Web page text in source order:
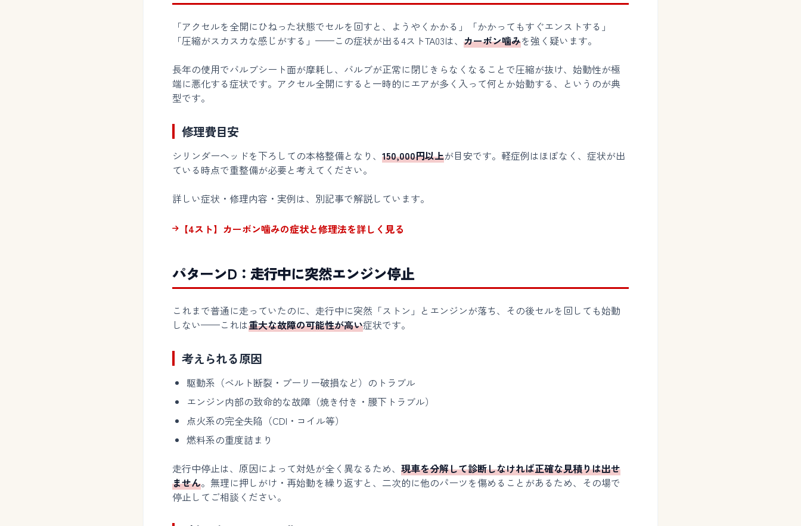
「アクセルを全開にひねった状態でセルを回すと、ようやくかかる」「かかってもすぐエンストする」
「圧縮がスカスカな感じがする」——この症状が出る4ストTA03は、 カーボン噛みを強く疑います。
長年の使用でバルブシート面が摩耗し、バルブが正常に閉じきらなくなることで圧縮が抜け、始動性が極
端に悪化する症状です。アクセル全開にすると一時的にエアが多く入って何とか始動する、というのが典
型です。
修理費目安
シリンダーヘッドを下ろしての本格整備となり、 150,000円以上が目安です。軽症例はほぼなく、症状が出
ている時点で重整備が必要と考えてください。
詳しい症状・修理内容・実例は、別記事で解説しています。
【4スト】カーボン噛みの症状と修理法を詳しく見る
パターンD：走行中に突然エンジン停止
これまで普通に走っていたのに、走行中に突然「ストン」とエンジンが落ち、その後セルを回しても始動
しない——これは重大な故障の可能性が高い症状です。
考えられる原因
駆動系（ベルト断裂・プーリー破損など）のトラブル
エンジン内部の致命的な故障（焼き付き・腰下トラブル）
点火系の完全失陥（CDI・コイル等）
燃料系の重度詰まり
走行中停止は、原因によって対処が全く異なるため、 現車を分解して診断しなければ正確な見積りは出せ
ません。無理に押しがけ・再始動を繰り返すと、二次的に他のパーツを傷めることがあるため、その場で
停止してご相談ください。